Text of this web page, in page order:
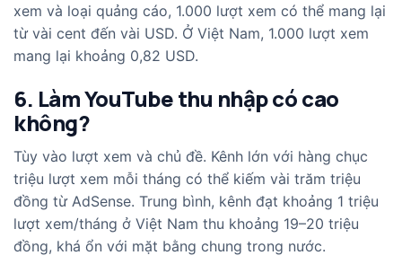
xem và loại quảng cáo, 1.000 lượt xem có thể mang lại
từ vài cent đến vài USD. Ở Việt Nam, 1.000 lượt xem
mang lại khoảng 0,82 USD.
6. Làm YouTube thu nhập có cao
không?
Tùy vào lượt xem và chủ đề. Kênh lớn với hàng chục
triệu lượt xem mỗi tháng có thể kiếm vài trăm triệu
đồng từ AdSense. Trung bình, kênh đạt khoảng 1 triệu
lượt xem/tháng ở Việt Nam thu khoảng 19–20 triệu
đồng, khá ổn với mặt bằng chung trong nước.